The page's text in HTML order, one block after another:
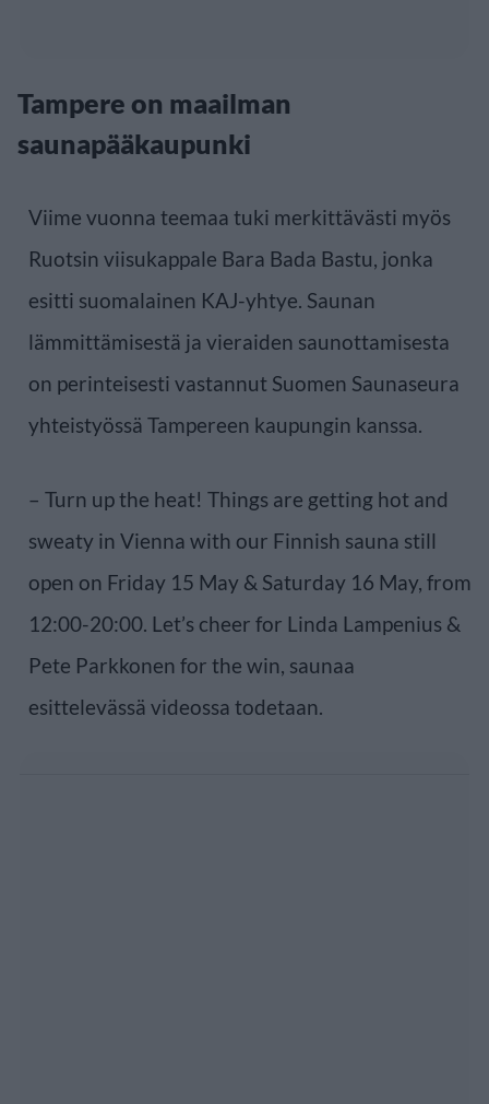
Tampere on maailman
saunapääkaupunki
Viime vuonna teemaa tuki merkittävästi myös
Ruotsin viisukappale Bara Bada Bastu, jonka
esitti suomalainen KAJ-yhtye. Saunan
lämmittämisestä ja vieraiden saunottamisesta
on perinteisesti vastannut Suomen Saunaseura
yhteistyössä Tampereen kaupungin kanssa.
– Turn up the heat! Things are getting hot and
sweaty in Vienna with our Finnish sauna still
open on Friday 15 May & Saturday 16 May, from
12:00-20:00. Let’s cheer for Linda Lampenius &
Pete Parkkonen for the win, saunaa
esittelevässä videossa todetaan.